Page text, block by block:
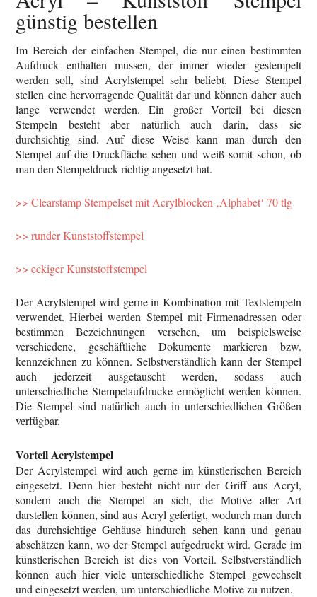
günstig bestellen
Im Bereich der einfachen Stempel, die nur einen bestimmten
Aufdruck enthalten müssen, der immer wieder gestempelt
werden soll, sind Acrylstempel sehr beliebt. Diese Stempel
stellen eine hervorragende Qualität dar und können daher auch
lange verwendet werden. Ein großer Vorteil bei diesen
Stempeln besteht aber natürlich auch darin, dass sie
durchsichtig sind. Auf diese Weise kann man durch den
Stempel auf die Druckfläche sehen und weiß somit schon, ob
man den Stempeldruck richtig angesetzt hat.
>> Clearstamp Stempelset mit Acrylblöcken ‚Alphabet‘ 70 tlg
>> runder Kunststoffstempel
>> eckiger Kunststoffstempel
Der Acrylstempel wird gerne in Kombination mit Textstempeln
verwendet. Hierbei werden Stempel mit Firmenadressen oder
bestimmen Bezeichnungen versehen, um beispielsweise
verschiedene, geschäftliche Dokumente markieren bzw.
kennzeichnen zu können. Selbstverständlich kann der Stempel
auch jederzeit ausgetauscht werden, sodass auch
unterschiedliche Stempelaufdrucke ermöglicht werden können.
Die Stempel sind natürlich auch in unterschiedlichen Größen
verfügbar.
Vorteil Acrylstempel
Der Acrylstempel wird auch gerne im künstlerischen Bereich
eingesetzt. Denn hier besteht nicht nur der Griff aus Acryl,
sondern auch die Stempel an sich, die Motive aller Art
darstellen können, sind aus Acryl gefertigt, wodurch man durch
das durchsichtige Gehäuse hindurch sehen kann und genau
abschätzen kann, wo der Stempel aufgedruckt wird. Gerade im
künstlerischen Bereich ist dies von Vorteil. Selbstverständlich
können auch hier viele unterschiedliche Stempel gewechselt
und eingesetzt werden, um unterschiedliche Motive zu nutzen.